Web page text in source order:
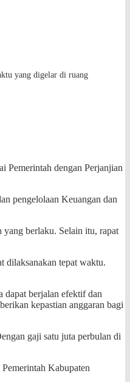
yang digelar di ruang
Pemerintah dengan Perjanjian
pengelolaan Keuangan dan
yang berlaku. Selain itu, rapat
dilaksanakan tepat waktu.
dapat berjalan efektif dan
kepastian anggaran bagi
gaji satu juta perbulan di
Kabupaten